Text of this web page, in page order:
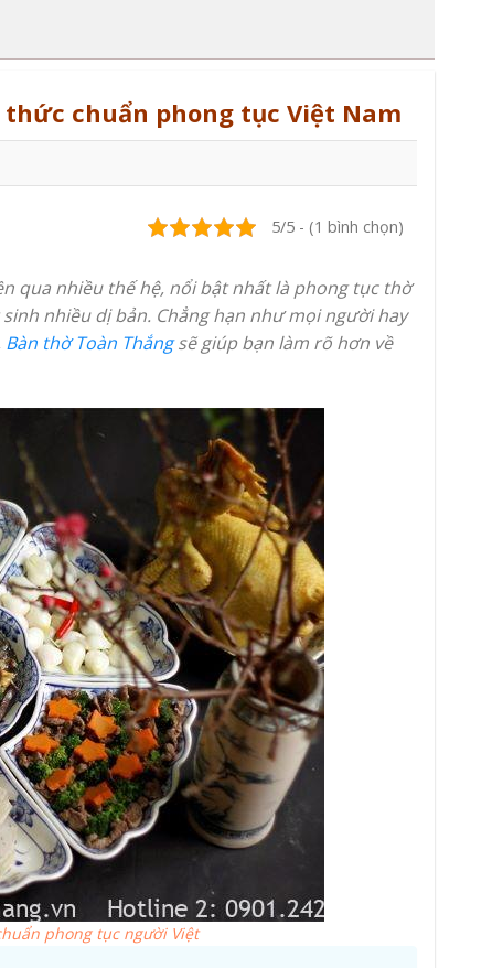
chuẩn phong tục Việt Nam
5/5 - (1 bình chọn)
qua nhiều thế hệ, nổi bật nhất là phong tục thờ
nhiều dị bản. Chẳng hạn như mọi người hay
Bàn thờ Toàn Thắngsẽ giúp bạn làm rõ hơn về
phong tục người Việt